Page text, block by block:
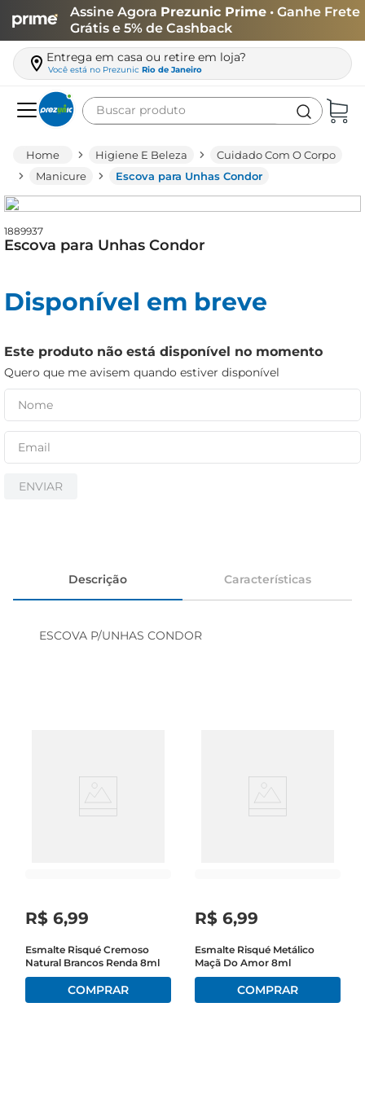
Assine Agora Prezunic Prime • Ganhe Frete
Grátis e 5% de Cashback
Entrega em casa ou retire em loja?
Você está no Prezunic Rio de Janeiro
Buscar produto
Higiene E Beleza
Cuidado Com O Corpo
Manicure
Escova para Unhas Condor
1889937
Escova para Unhas Condor
Disponível em breve
Este produto não está disponível no momento
Quero que me avisem quando estiver disponível
ENVIAR
Descrição Características
ESCOVA P/UNHAS CONDOR
R$ 6,99
Esmalte Risqué Cremoso
Natural Brancos Renda 8ml
R$ 6,99
Esmalte Risqué Metálico
Maçã Do Amor 8ml
leite
queijo
azeite
iogurte
papel higiênico